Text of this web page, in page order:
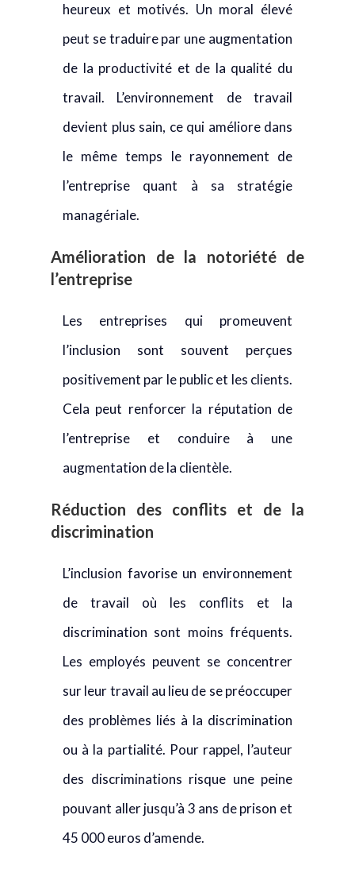
heureux et motivés. Un moral élevé
peut se traduire par une augmentation
de la productivité et de la qualité du
travail. L’environnement de travail
devient plus sain, ce qui améliore dans
le même temps le rayonnement de
l’entreprise quant à sa stratégie
managériale.
Amélioration de la notoriété de
l’entreprise
Les entreprises qui promeuvent
l’inclusion sont souvent perçues
positivement par le public et les clients.
Cela peut renforcer la réputation de
l’entreprise et conduire à une
augmentation de la clientèle.
Réduction des conflits et de la
discrimination
L’inclusion favorise un environnement
de travail où les conflits et la
discrimination sont moins fréquents.
Les employés peuvent se concentrer
sur leur travail au lieu de se préoccuper
des problèmes liés à la discrimination
ou à la partialité. Pour rappel, l’auteur
des discriminations risque une peine
pouvant aller jusqu’à 3 ans de prison et
45 000 euros d’amende.